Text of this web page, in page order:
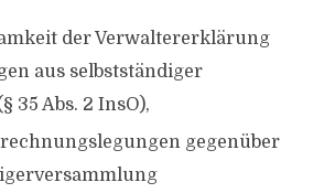
der Verwaltererklärung
aus selbstständiger
35 Abs. 2 InsO),
gegenüber